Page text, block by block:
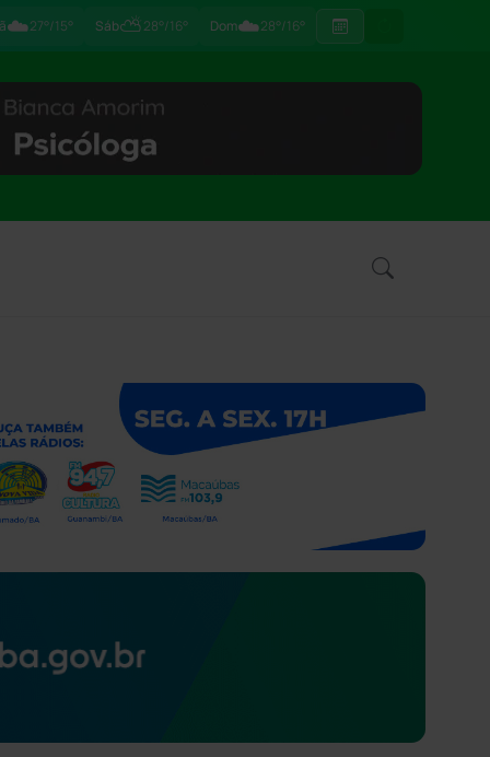
☁️27°/15° Sáb⛅28°/16° Dom☁️28°/16°